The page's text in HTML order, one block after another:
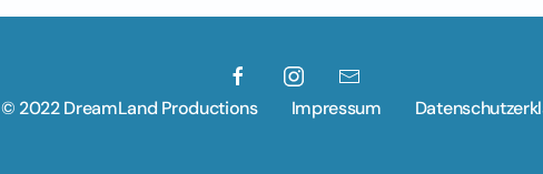
© 2022 DreamLand Productions Impressum